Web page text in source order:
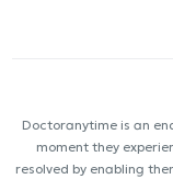
psychosomatiques,
et autres ateliers
sexualité, écrans).
Doctoranytime is an
moment they
resolved by enabling